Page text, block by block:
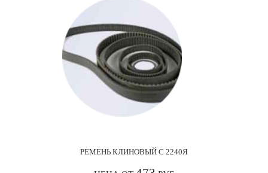
РЕМЕНЬ КЛИНОВЫЙ С 2240Я